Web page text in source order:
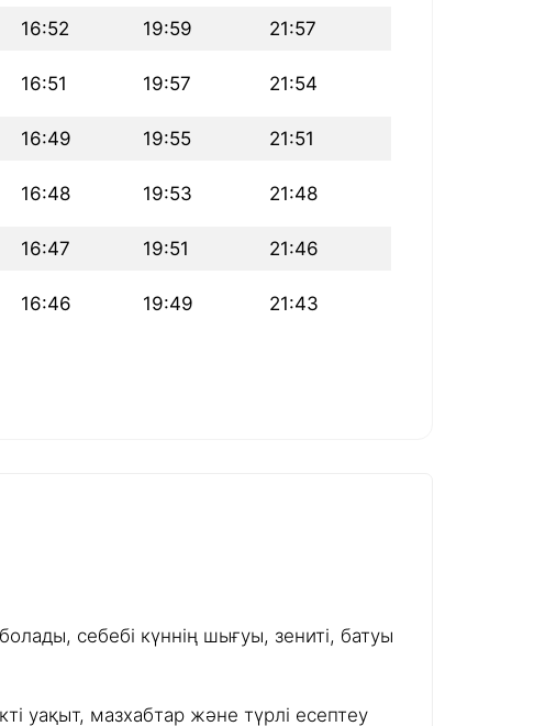
16:52 19:59 21:57
16:51 19:57 21:54
16:49 19:55 21:51
16:48 19:53 21:48
16:47 19:51 21:46
16:46 19:49 21:43
себебі күннің шығуы, зениті, батуы
уақыт, мазхабтар және түрлі есептеу